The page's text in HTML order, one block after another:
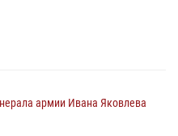
армии Ивана Яковлева